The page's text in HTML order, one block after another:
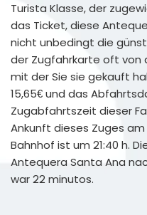
Turista Klasse, der
das Ticket, diese
nicht unbedingt die
der Zugfahrkarte oft von
mit der Sie sie gekauft
15,65€ und das
Zugabfahrtszeit dieser
Ankunft dieses Zuges
Bahnhof ist um 21:40 h.
Antequera Santa Ana
war 22 minutos.